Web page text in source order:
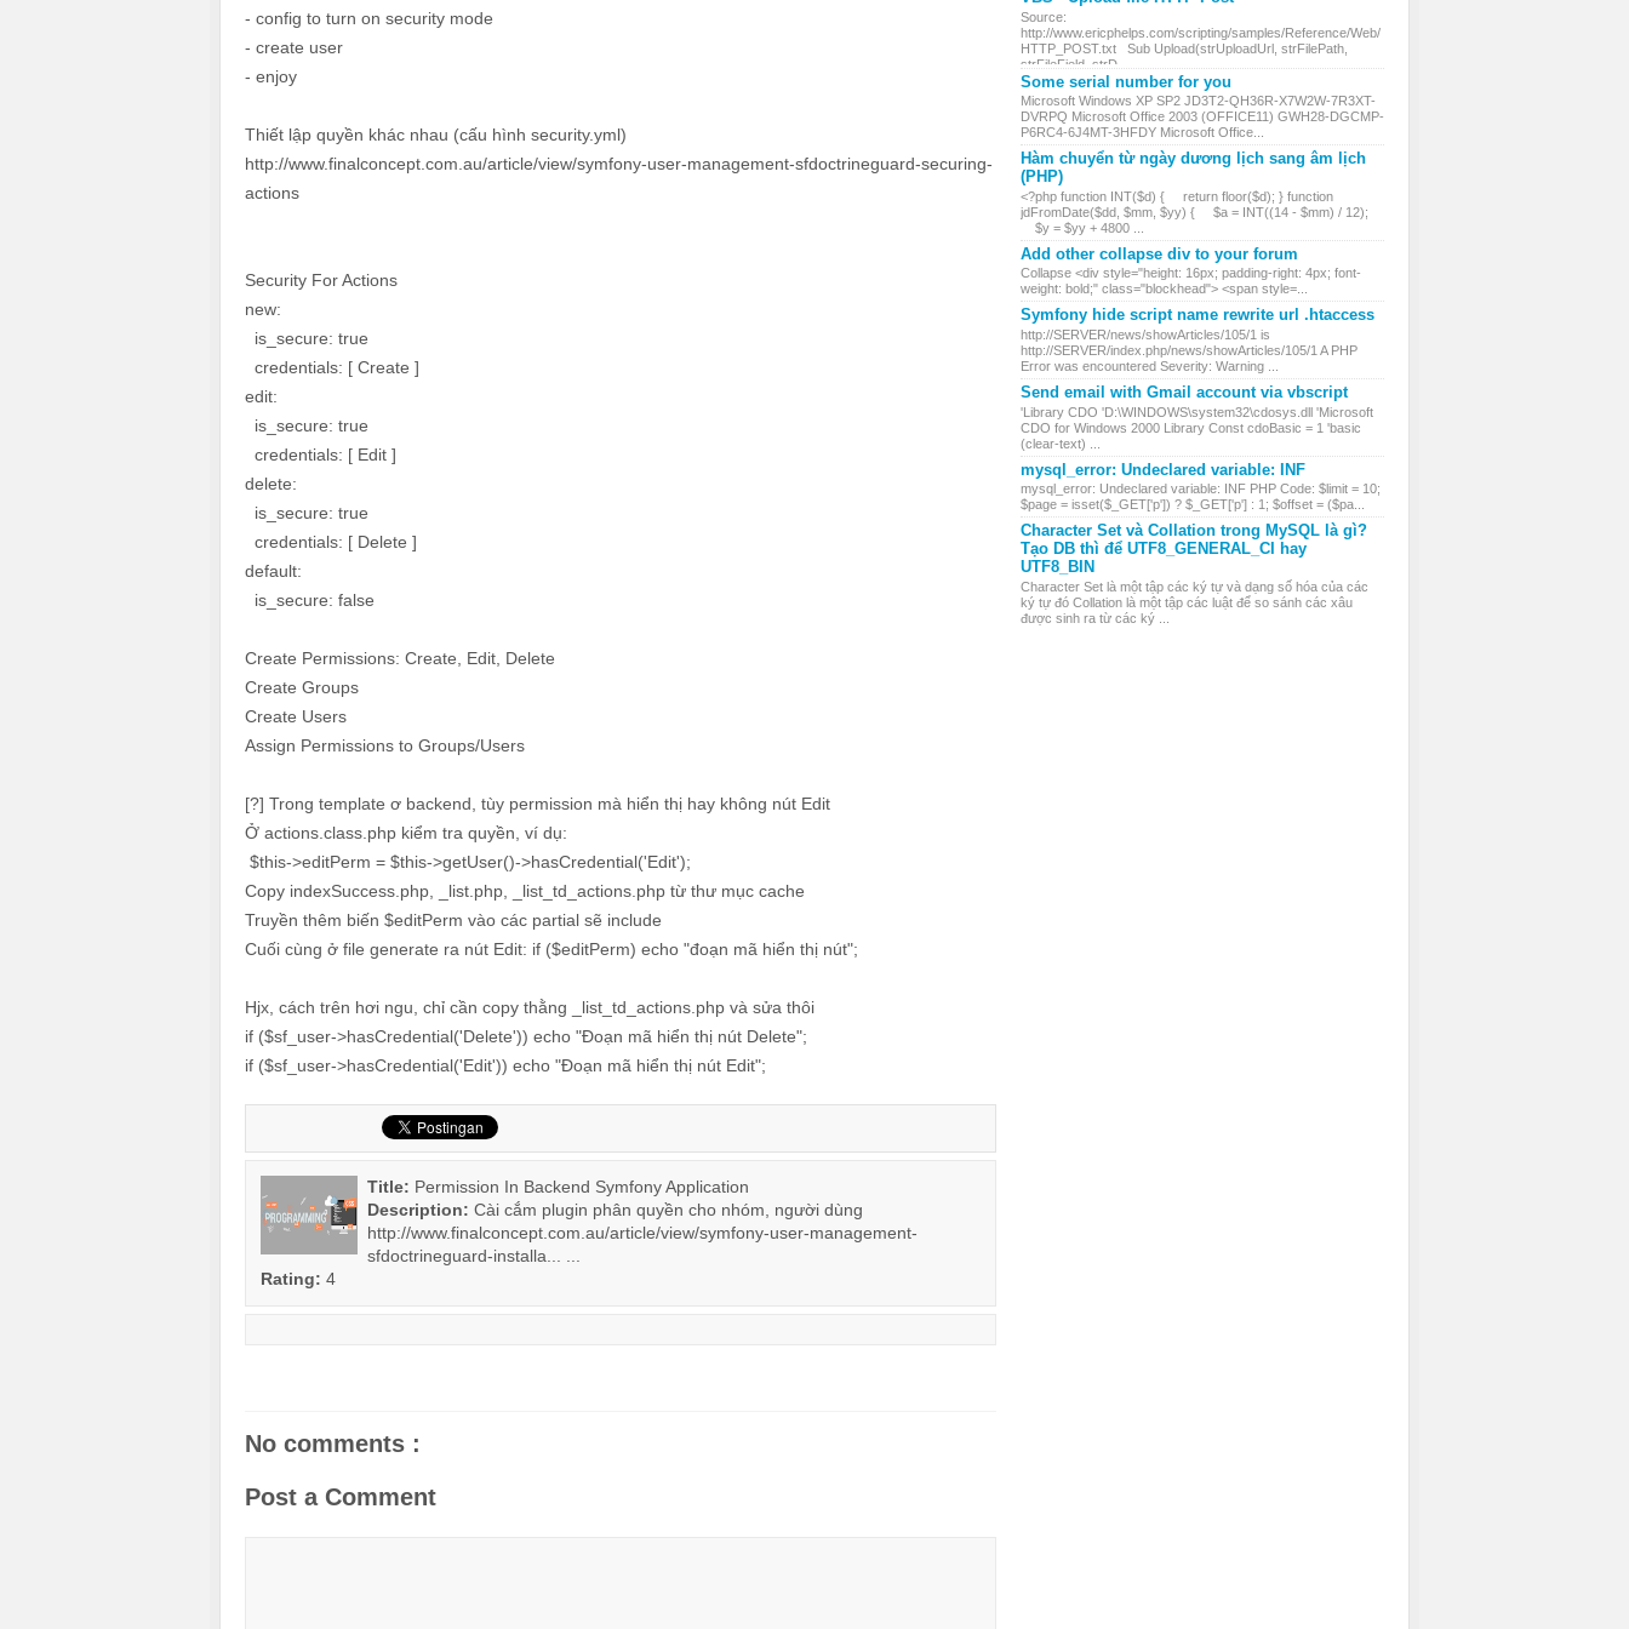
- config to turn on security mode
- create user
- enjoy
Thiết lập quyền khác nhau (cấu hình security.yml)
http://www.finalconcept.com.au/article/view/symfony-user-management-sfdoctrineguard-securing-
actions
Security For Actions
new:
is_secure: true
credentials: [ Create ]
edit:
is_secure: true
credentials: [ Edit ]
delete:
is_secure: true
credentials: [ Delete ]
default:
is_secure: false
Create Permissions: Create, Edit, Delete
Create Groups
Create Users
Assign Permissions to Groups/Users
[?] Trong template ơ backend, tùy permission mà hiển thị hay không nút Edit
Ở actions.class.php kiểm tra quyền, ví dụ:
$this->editPerm = $this->getUser()->hasCredential('Edit');
Copy indexSuccess.php, _list.php, _list_td_actions.php từ thư mục cache
Truyền thêm biến $editPerm vào các partial sẽ include
Cuối cùng ở file generate ra nút Edit: if ($editPerm) echo "đoạn mã hiển thị nút";
Hjx, cách trên hơi ngu, chỉ cần copy thằng _list_td_actions.php và sửa thôi
if ($sf_user->hasCredential('Delete')) echo "Đoạn mã hiển thị nút Delete";
if ($sf_user->hasCredential('Edit')) echo "Đoạn mã hiển thị nút Edit";
Title: Permission In Backend Symfony Application
Description: Cài cắm plugin phân quyền cho nhóm, người dùng
http://www.finalconcept.com.au/article/view/symfony-user-management-
sfdoctrineguard-installa... ...
Rating: 4
No comments :
Post a Comment
Source:
http://www.ericphelps.com/scripting/samples/Reference/Web/
HTTP_POST.txt Sub Upload(strUploadUrl, strFilePath,
strFileField, strD...
Some serial number for you
Microsoft Windows XP SP2 JD3T2-QH36R-X7W2W-7R3XT-
DVRPQ Microsoft Office 2003 (OFFICE11) GWH28-DGCMP-
P6RC4-6J4MT-3HFDY Microsoft Office...
Hàm chuyển từ ngày dương lịch sang âm lịch
(PHP)
<?php function INT($d) { return floor($d); } function
jdFromDate($dd, $mm, $yy) { $a = INT((14 - $mm) / 12);
$y = $yy + 4800 ...
Add other collapse div to your forum
Collapse <div style="height: 16px; padding-right: 4px; font-
weight: bold;" class="blockhead"> <span style=...
Symfony hide script name rewrite url .htaccess
http://SERVER/news/showArticles/105/1 is
http://SERVER/index.php/news/showArticles/105/1 A PHP
Error was encountered Severity: Warning ...
Send email with Gmail account via vbscript
'Library CDO 'D:\WINDOWS\system32\cdosys.dll 'Microsoft
CDO for Windows 2000 Library Const cdoBasic = 1 'basic
(clear-text) ...
mysql_error: Undeclared variable: INF
mysql_error: Undeclared variable: INF PHP Code: $limit = 10;
$page = isset($_GET['p']) ? $_GET['p'] : 1; $offset = ($pa...
Character Set và Collation trong MySQL là gì?
Tạo DB thì để UTF8_GENERAL_CI hay
UTF8_BIN
Character Set là một tập các ký tự và dạng số hóa của các
ký tự đó Collation là một tập các luật để so sánh các xâu
được sinh ra từ các ký ...